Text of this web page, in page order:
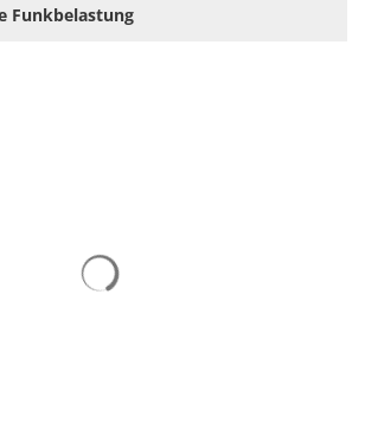
Funkbelastung